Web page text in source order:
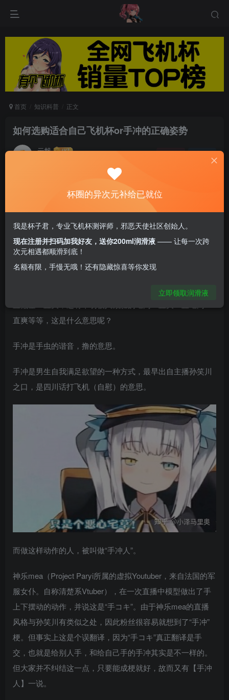
首页 知识科普 正文
如何选购适合自己飞机杯or手冲的正确姿势
云帆
样动作的人，被叫做“手冲人”。网络上还流传了一个热门句
式：手冲一时爽一直手冲一直爽。
最近玩家们经常会看到别人刷手冲一时爽，一直手冲一直爽
的句子，还有一些改编的比如劝别人别氪金的氪金一时爽一
直爽等等，这是什么意思呢？
手冲是手虫的谐音，撸的意思。
手冲是男生自我满足欲望的一种方式，最早出自主播孙笑川
之口，是四川话打飞机（自慰）的意思。
而做这样动作的人，被叫做“手冲人”。
神乐mea（Project Paryi所属的虚拟Youtuber，来自法国的军
服女仆。自称清楚系Vtuber），在一次直播中模型做出了手
上下摆动的动作，并说这是“手コキ”。由于神乐mea的直播
风格与孙笑川有类似之处，因此粉丝很容易就想到了“手冲”
梗。但事实上这是个误翻译，因为“手コキ”真正翻译是手
交，也就是给别人手，和给自己手的手冲其实是不一样的。
但大家并不纠结这一点，只要能成梗就好，故而又有【手冲
人】一说。
杯圈的异次元补给已就位
我是杯子君，专业飞机杯测评师，邪恶天使社区创始人。
现在注册并扫码加我好友，送你200ml润滑液 —— 让每一次跨
次元相遇都顺滑到底！
名额有限，手慢无哦！还有隐藏惊喜等你发现
立即领取润滑液